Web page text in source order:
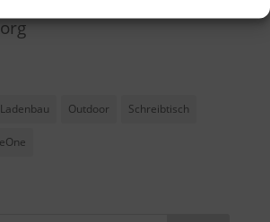
Ladenbau Outdoor Schreibtisch